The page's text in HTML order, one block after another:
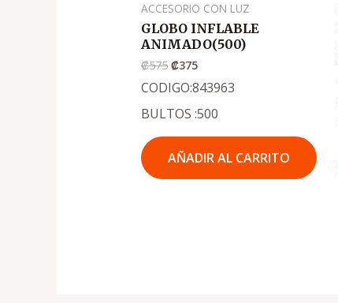
ACCESORIO CON LUZ
GLOBO INFLABLE
ANIMADO(500)
₡575 ₡375
CODIGO:843963
BULTOS :500
AÑADIR AL CARRITO